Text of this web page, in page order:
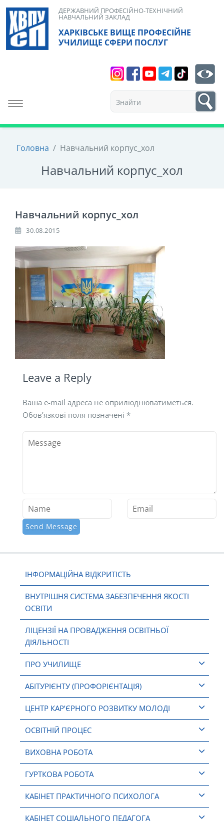
Skip
content
ХАРКІВСЬКЕ ВИЩЕ ПРОФЕСІЙНЕ
УЧИЛИЩЕ СФЕРИ ПОСЛУГ
ДЕРЖАВНИЙ ПРОФЕСІЙНО-ТЕХНІЧНИЙ
НАВЧАЛЬНИЙ ЗАКЛАД
Toggle navigation
1
Головна / Навчальний корпус_хол
Навчальний корпус_хол
ІНФОРМАЦІЙНА ВІДКРИТІСТЬ
ВНУТРІШНЯ СИСТЕМА ЗАБЕЗПЕЧЕННЯ ЯКОСТІ
ОСВІТИ
ЛІЦЕНЗІЇ НА ПРОВАДЖЕННЯ ОСВІТНЬОЇ
ДІЯЛЬНОСТІ
ПРО УЧИЛИЩЕ
АБІТУРІЄНТУ (ПРОФОРІЄНТАЦІЯ)
ЦЕНТР КАР’ЄРНОГО РОЗВИТКУ МОЛОДІ
ОСВІТНІЙ ПРОЦЕС
ВИХОВНА РОБОТА
ГУРТКОВА РОБОТА
КАБІНЕТ ПРАКТИЧНОГО ПСИХОЛОГА
КАБІНЕТ СОЦІАЛЬНОГО ПЕДАГОГА
Навчальний корпус_хол
30.08.2015
Leave a Reply
Ваша e-mail адреса не оприлюднюватиметься.
Обов’язкові поля позначені *